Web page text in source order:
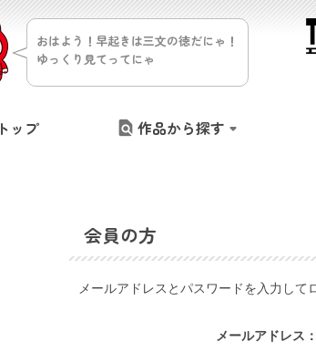
おはよう！早起きは三文の徳だにゃ！
ゆっくり見てってにゃ
トップ 作品から探す
会員の方
メールアドレスとパスワードを入力して
メールアドレス：